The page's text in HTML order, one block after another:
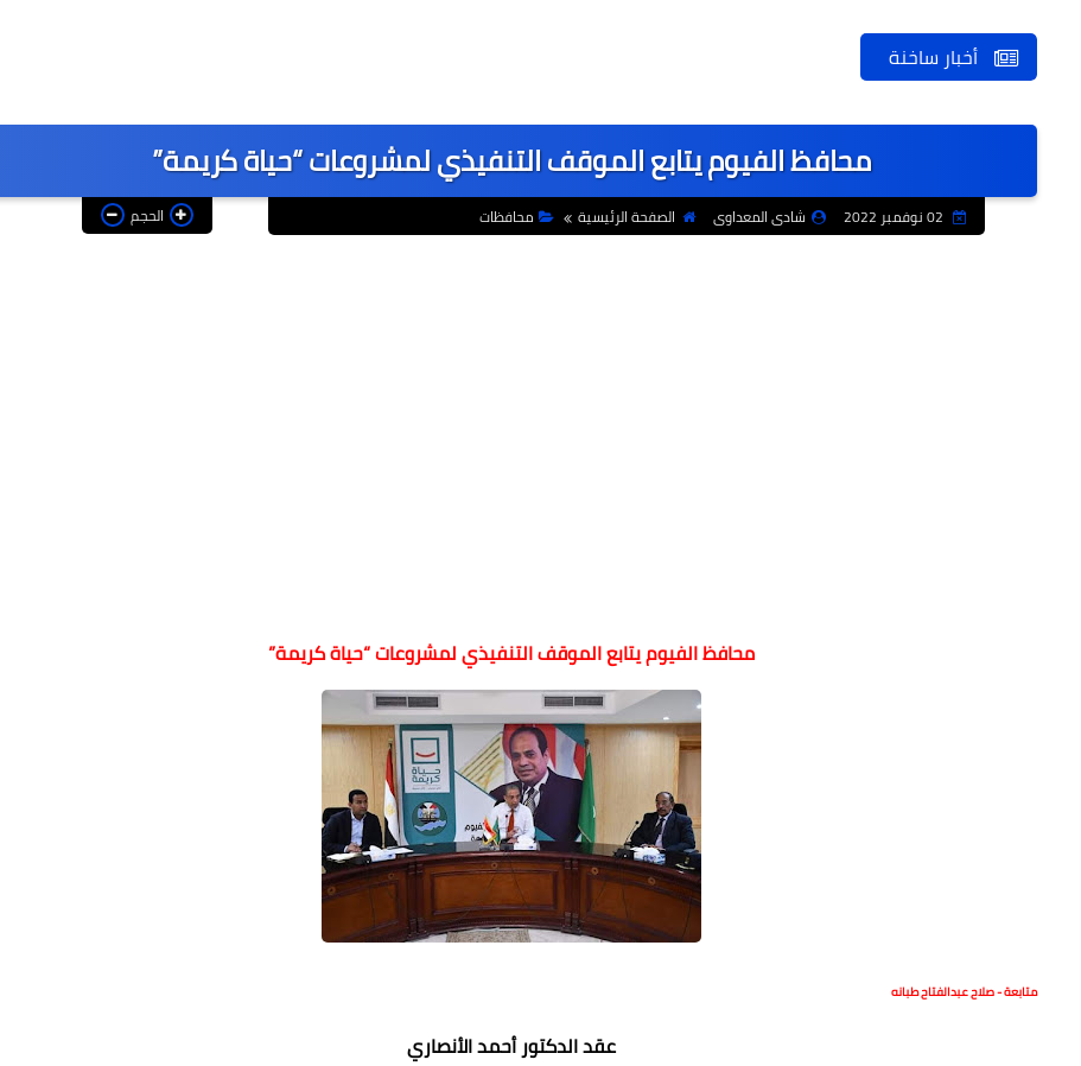
أخبار ساخنة
محافظ الفيوم يتابع الموقف التنفيذي لمشروعات “حياة كريمة”
شادى المعداوى الصفحة الرئيسية محافظات الحجم
محافظ الفيوم يتابع الموقف التنفيذي لمشروعات “حياة كريمة”
متابعة - صلاح عبدالفتاح طبانه
عقد الدكتور أحمد الأنصاري